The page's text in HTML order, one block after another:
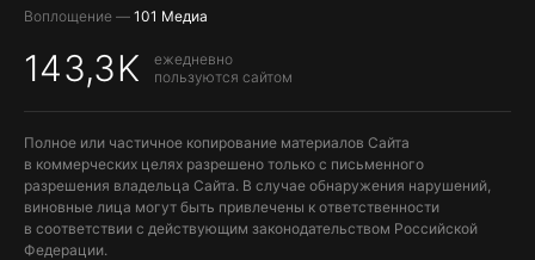
Воплощение — 101 Медиа
143,3K
ежедневно
пользуются сайтом
Полное или частичное копирование материалов Сайта
в коммерческих целях разрешено только с письменного
разрешения владельца Сайта. В случае обнаружения нарушений,
виновные лица могут быть привлечены к ответственности
в соответствии с действующим законодательством Российской
Федерации.